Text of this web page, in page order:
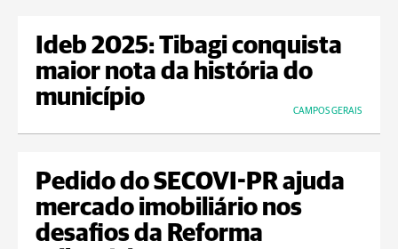
Ideb 2025: Tibagi conquista
maior nota da história do
município
CAMPOS GERAIS
Pedido do SECOVI-PR ajuda
mercado imobiliário nos
desafios da Reforma